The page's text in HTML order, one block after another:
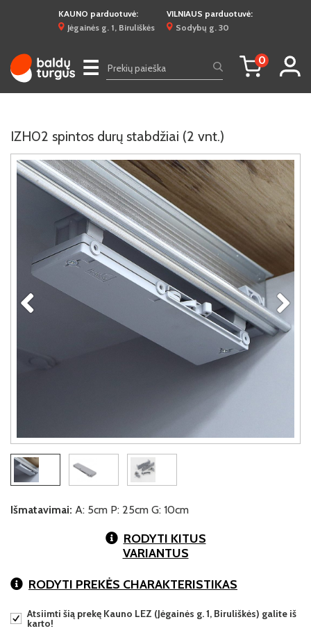
KAUNO parduotuvė:
Jėgainės g. 1, Biruliškės
VILNIAUS parduotuvė:
Sodybų g. 30
☰ 0
IZH02 spintos durų stabdžiai (2 vnt.)
Išmatavimai: A: 5cm P: 25cm G: 10cm
RODYTI KITUS
VARIANTUS
RODYTI PREKĖS CHARAKTERISTIKAS
Atsiimti šią prekę Kauno LEZ (Jėgainės g. 1, Biruliškės) galite iš
karto!